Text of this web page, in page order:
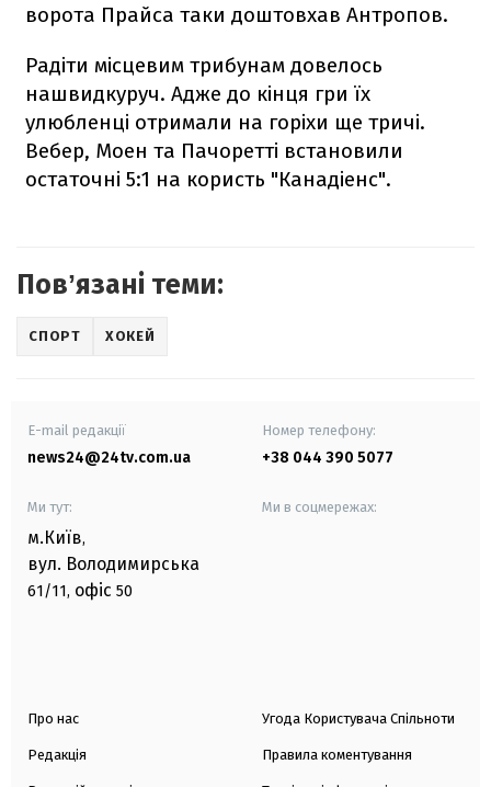
ворота Прайса таки доштовхав Антропов.
Радіти місцевим трибунам довелось
нашвидкуруч. Адже до кінця гри їх
улюбленці отримали на горіхи ще тричі.
Вебер, Моен та Пачоретті встановили
остаточні 5:1 на користь "Канадіенс".
Повʼязані теми:
СПОРТ ХОКЕЙ
E-mail редакції
news24@24tv.com.ua
Номер телефону:
+38 044 390 5077
Ми тут:
м.Київ,
вул. Володимирська
61/11, офіс 50
Ми в соцмережах:
Про нас
Редакція
Угода Користувача Спільноти
Правила коментування